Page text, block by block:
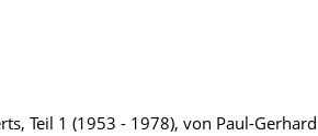
Teil 1 (1953 - 1978), von Paul-Gerhard